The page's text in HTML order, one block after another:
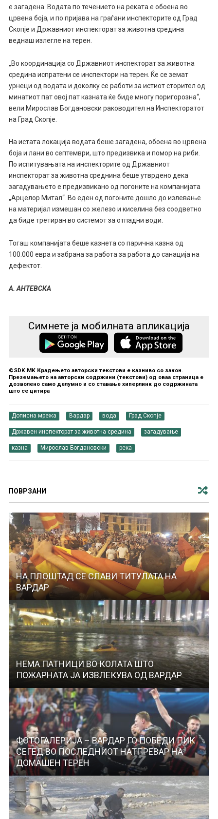
е загадена. Водата по течението на реката е обоена во
црвена боја, и по пријава на граѓани инспекторите од Град
Скопје и Државниот инспекторат за животна средина
веднаш излегле на терен.
„Во координација со Државниот инспекторат за животна
средина испратени се инспектори на терен. Ќе се земат
урнеци од водата и доколку се работи за истиот сторител од
минатиот пат овој пат казната ќе биде многу поригорозна“,
вели Мирослав Богдановски раководител на Инспекторатот
на Град Скопје.
На истата локација водата беше загадена, обоена во црвена
боја и лани во септември, што предизвика и помор на риби.
По испитувањата на инспекторите од Државниот
инспекторат за животна среднина беше утврдено дека
загадувањето е предизвикано од погоните на компанијата
„Арцелор Митал“. Во еден од погоните дошло до излевање
на материјал измешан со железо и киселина без соодветно
да биде третиран во системот за отпадни води.
Тогаш компанијата беше казнета со парична казна од
100.000 евра и забрана за работа за работа до санација на
дефектот.
А. АНТЕВСКА
Симнете ја мобилната апликација
©SDK.MK Крадењето авторски текстови е казниво со закон.
Преземањето на авторски содржини (текстови) од оваа страница е
дозволено само делумно и со ставање хиперлинк до содржината
што се цитира
Дописна мрежа Вардар вода Град Скопје
Државен инспекторат за животна средина загадување
казна Мирослав Богдановски река
ПОВРЗАНИ
НА ПЛОШТАД СЕ СЛАВИ ТИТУЛАТА НА
ВАРДАР
НЕМА ПАТНИЦИ ВО КОЛАТА ШТО
ПОЖАРНАТА ЈА ИЗВЛЕКУВА ОД ВАРДАР
ФОТОГАЛЕРИЈА – ВАРДАР ГО ПОБЕДИ ПИК
СЕГЕД ВО ПОСЛЕДНИОТ НАТПРЕВАР НА
ДОМАШЕН ТЕРЕН